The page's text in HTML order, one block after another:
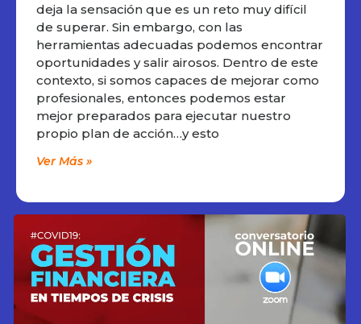
deja la sensación que es un reto muy difícil
de superar. Sin embargo, con las
herramientas adecuadas podemos encontrar
oportunidades y salir airosos. Dentro de este
contexto, si somos capaces de mejorar como
profesionales, entonces podemos estar
mejor preparados para ejecutar nuestro
propio plan de acción…y esto
Ver Más »